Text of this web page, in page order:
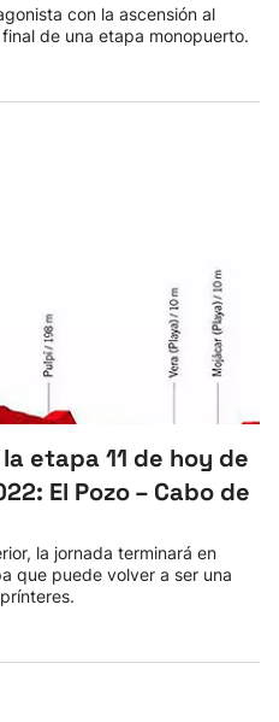
con la ascensión al
de una etapa monopuerto.
etapa 11 de hoy de
El Pozo – Cabo de
la jornada terminará en
que puede volver a ser una